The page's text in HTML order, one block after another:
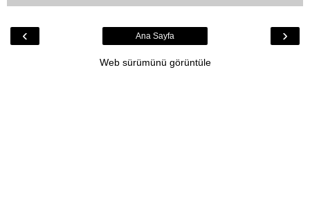
‹ ›
Ana Sayfa
Web sürümünü görüntüle